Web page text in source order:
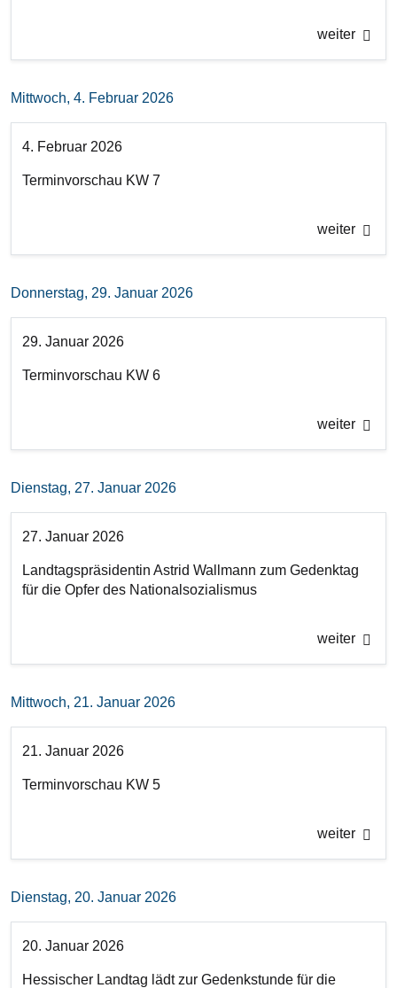
weiter
Mittwoch, 4. Februar 2026
4. Februar 2026
Terminvorschau KW 7
weiter
Donnerstag, 29. Januar 2026
29. Januar 2026
Terminvorschau KW 6
weiter
Dienstag, 27. Januar 2026
27. Januar 2026
Landtagspräsidentin Astrid Wallmann zum Gedenktag
für die Opfer des Nationalsozialismus
weiter
Mittwoch, 21. Januar 2026
21. Januar 2026
Terminvorschau KW 5
weiter
Dienstag, 20. Januar 2026
20. Januar 2026
Hessischer Landtag lädt zur Gedenkstunde für die